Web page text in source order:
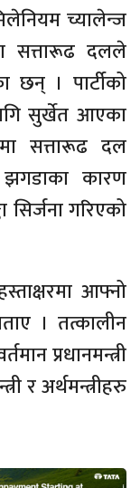
च्यालेन्ज
सत्तारूढ दलले
। पार्टीको
सुर्खेत आएका
सत्तारूढ दल
कारण
गरिएको
आफ्नो
। तत्कालीन
प्रधानमन्त्री
र अर्थमन्त्रीहरु